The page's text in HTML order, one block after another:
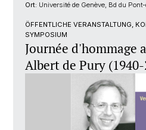
Ort: Université de Genève, Bd du
ÖFFENTLICHE VERANSTALTUNG,
SYMPOSIUM
Journée d'hommage
Albert de Pury (1940-